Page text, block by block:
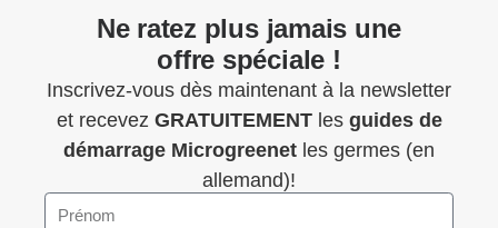
Ne ratez plus jamais une
offre spéciale !
Inscrivez-vous dès maintenant à la newsletter
et recevez GRATUITEMENTles guides de
démarrage Microgreenet les germes (en
allemand)!